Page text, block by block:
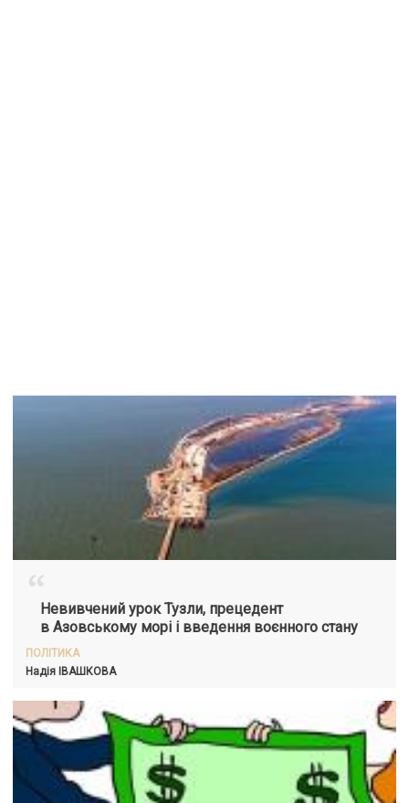
“Невивчений урок Тузли, прецедент
в Азовському морі і введення воєнного стану
ПОЛІТИКА
Надія ІВАШКОВА